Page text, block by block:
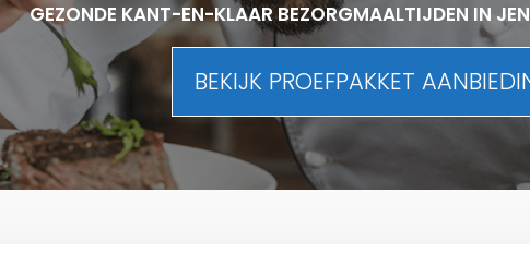
GEZONDE KANT-EN-KLAAR BEZORGMAALTIJDEN IN
BEKIJK PROEFPAKKET